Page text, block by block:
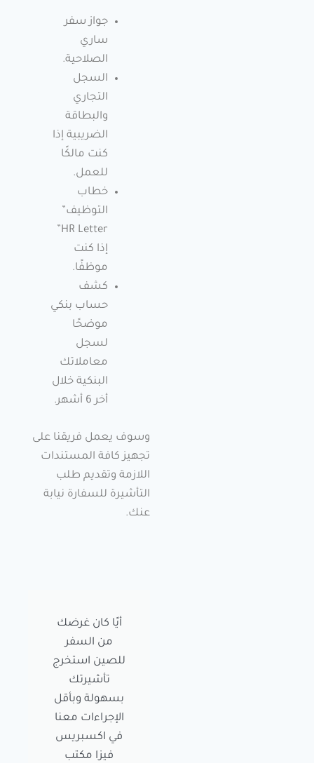
جواز سفر
ساري
الصلاحية.
السجل
التجاري
والبطاقة
الضريبية إذا
كنت مالكًا
للعمل.
خطاب
التوظيف”
HR Letter”
إذا كنت
موظفًا.
كشف
حساب بنكي
موضحًا
لسجل
معاملاتك
البنكية خلال
أخر 6 أشهر.
وسوف يعمل فريقنا على
تجهيز كافة المستندات
اللازمة وتقديم طلب
التأشيرة للسفارة نيابة
عنك.
أيًا كان غرضك
من السفر
للصين استخرج
تأشيرتك
بسهولة وبأقل
الإجراءات معنا
في اكسبريس
فيزا مكتب